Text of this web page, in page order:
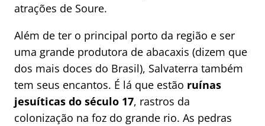
atrações de Soure.
Além de ter o principal porto da região e ser
uma grande produtora de abacaxis (dizem que
dos mais doces do Brasil), Salvaterra também
tem seus encantos. É lá que estão ruínas
jesuíticas do século 17, rastros da
colonização na foz do grande rio. As pedras